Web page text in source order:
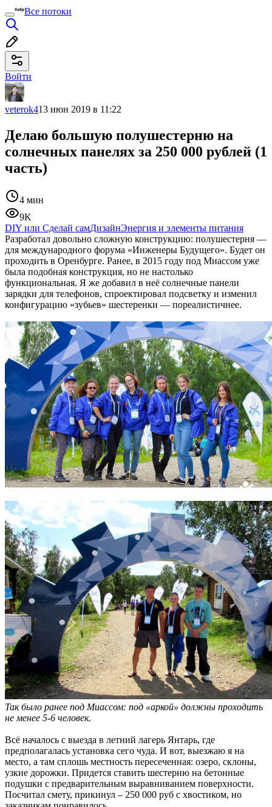
Все потоки
Войти
veterok413 июн 2019 в 11:22
Делаю большую полушестерню на
солнечных панелях за 250 000 рублей (1
часть)
4 мин
9K
DIY или Сделай самДизайнЭнергия и элементы питания
Разработал довольно сложную конструкцию: полушестерня —
для международного форума «Инженеры Будущего». Будет он
проходить в Оренбурге. Ранее, в 2015 году под Миассом уже
была подобная конструкция, но не настолько
функциональная. Я же добавил в неё солнечные панели
зарядки для телефонов, спроектировал подсветку и изменил
конфигурацию «зубьев» шестеренки — пореалистичнее.
Так было ранее под Миассом: под «аркой» должны проходить
не менее 5-6 человек.
Всё началось с выезда в летний лагерь Янтарь, где
предполагалась установка сего чуда. И вот, выезжаю я на
место, а там сплошь местность пересеченная: озеро, склоны,
узкие дорожки. Придется ставить шестерню на бетонные
подушки с предварительным выравниванием поверхности.
Посчитал смету, прикинул – 250 000 руб с хвостиком, но